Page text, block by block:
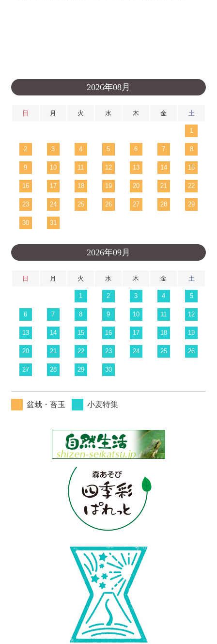
2026年08月
日 月 火 水 木 金 土
1
2 3 4 5 6 7 8
9 10 11 12 13 14 15
16 17 18 19 20 21 22
23 24 25 26 27 28 29
30 31
2026年09月
日 月 火 水 木 金 土
1 2 3 4 5
6 7 8 9 10 11 12
13 14 15 16 17 18 19
20 21 22 23 24 25 26
27 28 29 30
盆栽・苔玉 小麦特集